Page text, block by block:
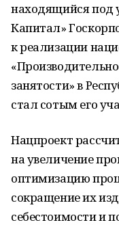
находящийся под
Капитал»
к реализации
занятости» в
стал сотым его
Нацпроект
на увеличение
оптимизацию
сокращение их
себестоимости и